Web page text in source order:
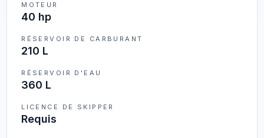
MOTEUR
40 hp
RÉSERVOIR DE CARBURANT
210 L
RÉSERVOIR D'EAU
360 L
LICENCE DE SKIPPER
Requis